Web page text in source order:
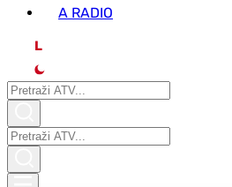
A RADIO
L